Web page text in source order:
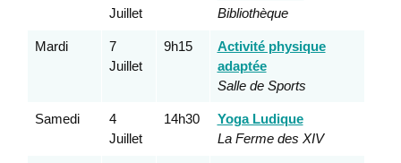
Juillet
Bibliothèque
Mardi
7
Juillet
9h15
Activité physique
adaptée
Salle de Sports
Samedi
4
Juillet
14h30
Yoga Ludique
La Ferme des XIV